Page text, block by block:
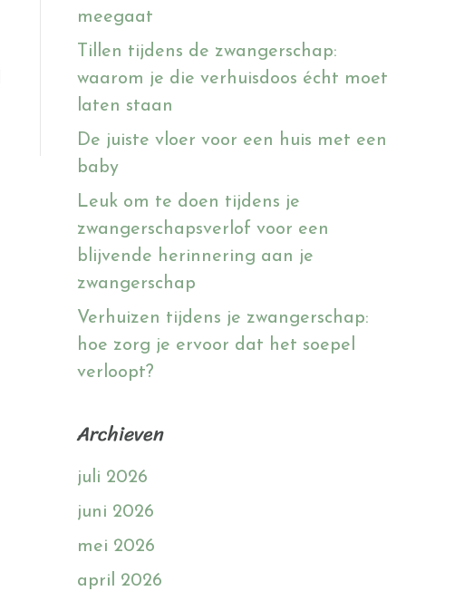
meegaat
Tillen tijdens de zwangerschap:
waarom je die verhuisdoos écht moet
laten staan
De juiste vloer voor een huis met een
baby
Leuk om te doen tijdens je
zwangerschapsverlof voor een
blijvende herinnering aan je
zwangerschap
Verhuizen tijdens je zwangerschap:
hoe zorg je ervoor dat het soepel
verloopt?
Archieven
juli 2026
juni 2026
mei 2026
april 2026